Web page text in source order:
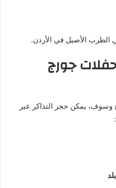
الطرب الأصيل في الأردن.
جورج
يمكن حجز التذاكر عبر